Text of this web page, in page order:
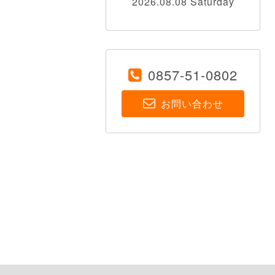
0857-51-0802
お問い合わせ